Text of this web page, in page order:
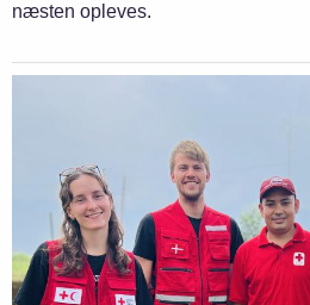
næsten opleves.